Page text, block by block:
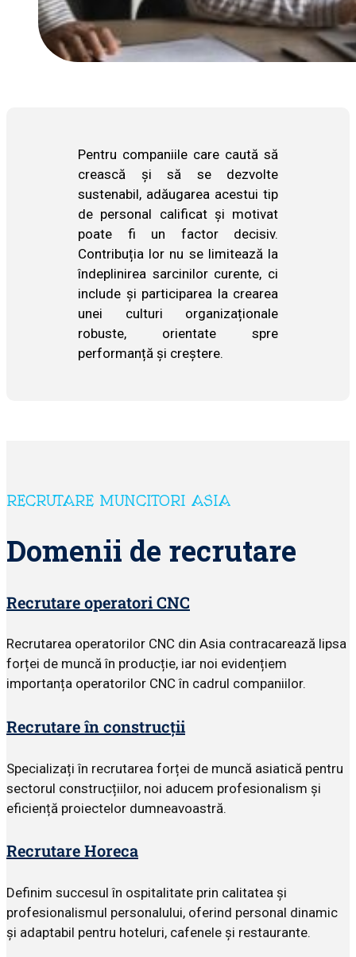
Pentru companiile care caută să
crească și să se dezvolte
sustenabil, adăugarea acestui tip
de personal calificat și motivat
poate fi un factor decisiv.
Contribuția lor nu se limitează la
îndeplinirea sarcinilor curente, ci
include și participarea la crearea
unei culturi organizaționale
robuste, orientate spre
performanță și creștere.
RECRUTARE MUNCITORI ASIA
Domenii de recrutare
Recrutare operatori CNC
Recrutarea operatorilor CNC din Asia contracarează lipsa
forței de muncă în producție, iar noi evidențiem
importanța operatorilor CNC în cadrul companiilor.
Recrutare în construcții
Specializați în recrutarea forței de muncă asiatică pentru
sectorul construcțiilor, noi aducem profesionalism și
eficiență proiectelor dumneavoastră.
Recrutare Horeca
Definim succesul în ospitalitate prin calitatea și
profesionalismul personalului, oferind personal dinamic
și adaptabil pentru hoteluri, cafenele și restaurante.